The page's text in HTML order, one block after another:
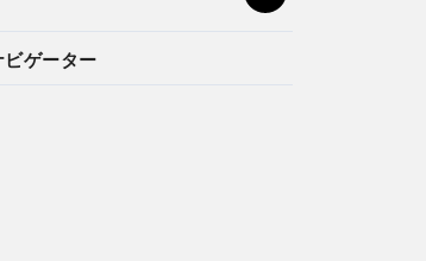
ビゲーター